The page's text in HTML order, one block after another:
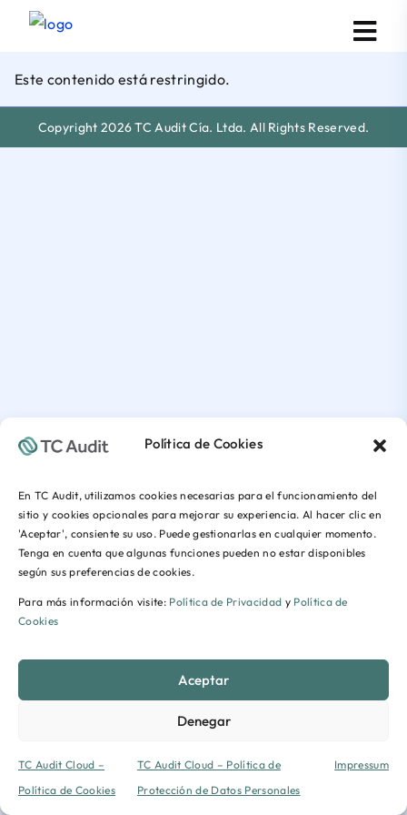
Política de Cookies
En TC Audit, utilizamos cookies necesarias para el funcionamiento del
sitio y cookies opcionales para mejorar su experiencia. Al hacer clic en
'Aceptar', consiente su uso. Puede gestionarlas en cualquier momento.
Tenga en cuenta que algunas funciones pueden no estar disponibles
según sus preferencias de cookies.
Para más información visite: Política de Privacidad y Política de
Cookies
Aceptar
Denegar
TC Audit Cloud –
Política de Cookies
TC Audit Cloud – Política de
Protección de Datos Personales
Impressum
Este contenido está restringido.
Copyright 2026 TC Audit Cía. Ltda. All Rights Reserved.